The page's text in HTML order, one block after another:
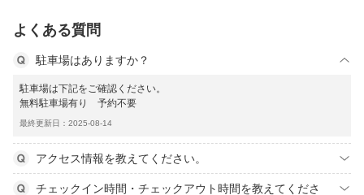
よくある質問
駐車場はありますか？
駐車場は下記をご確認ください。
無料駐車場有り 予約不要
最終更新日：2025-08-14
アクセス情報を教えてください。
チェックイン時間・チェックアウト時間を教えてくださ